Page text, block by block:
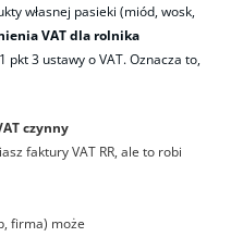
własnej pasieki (miód, wosk,
VAT dla rolnika
pkt 3 ustawy o VAT. Oznacza to,
czynny
faktury VAT RR, ale to robi
firma) może